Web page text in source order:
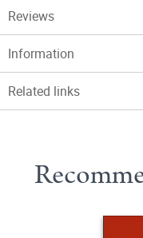
Reviews
Information
Related links